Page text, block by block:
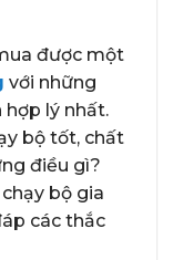
được một
với những
lý nhất.
bộ tốt, chất
điều gì?
bộ gia
các thắc